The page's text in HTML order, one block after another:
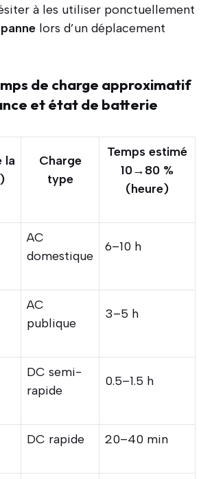
à les utiliser ponctuellement
panne lors d’un déplacement
de charge approximatif
et état de batterie
la
Charge
type
Temps estimé
10→80 %
(heure)
AC
domestique
6–10 h
AC
publique
3–5 h
DC semi-
rapide
0.5–1.5 h
DC rapide 20–40 min